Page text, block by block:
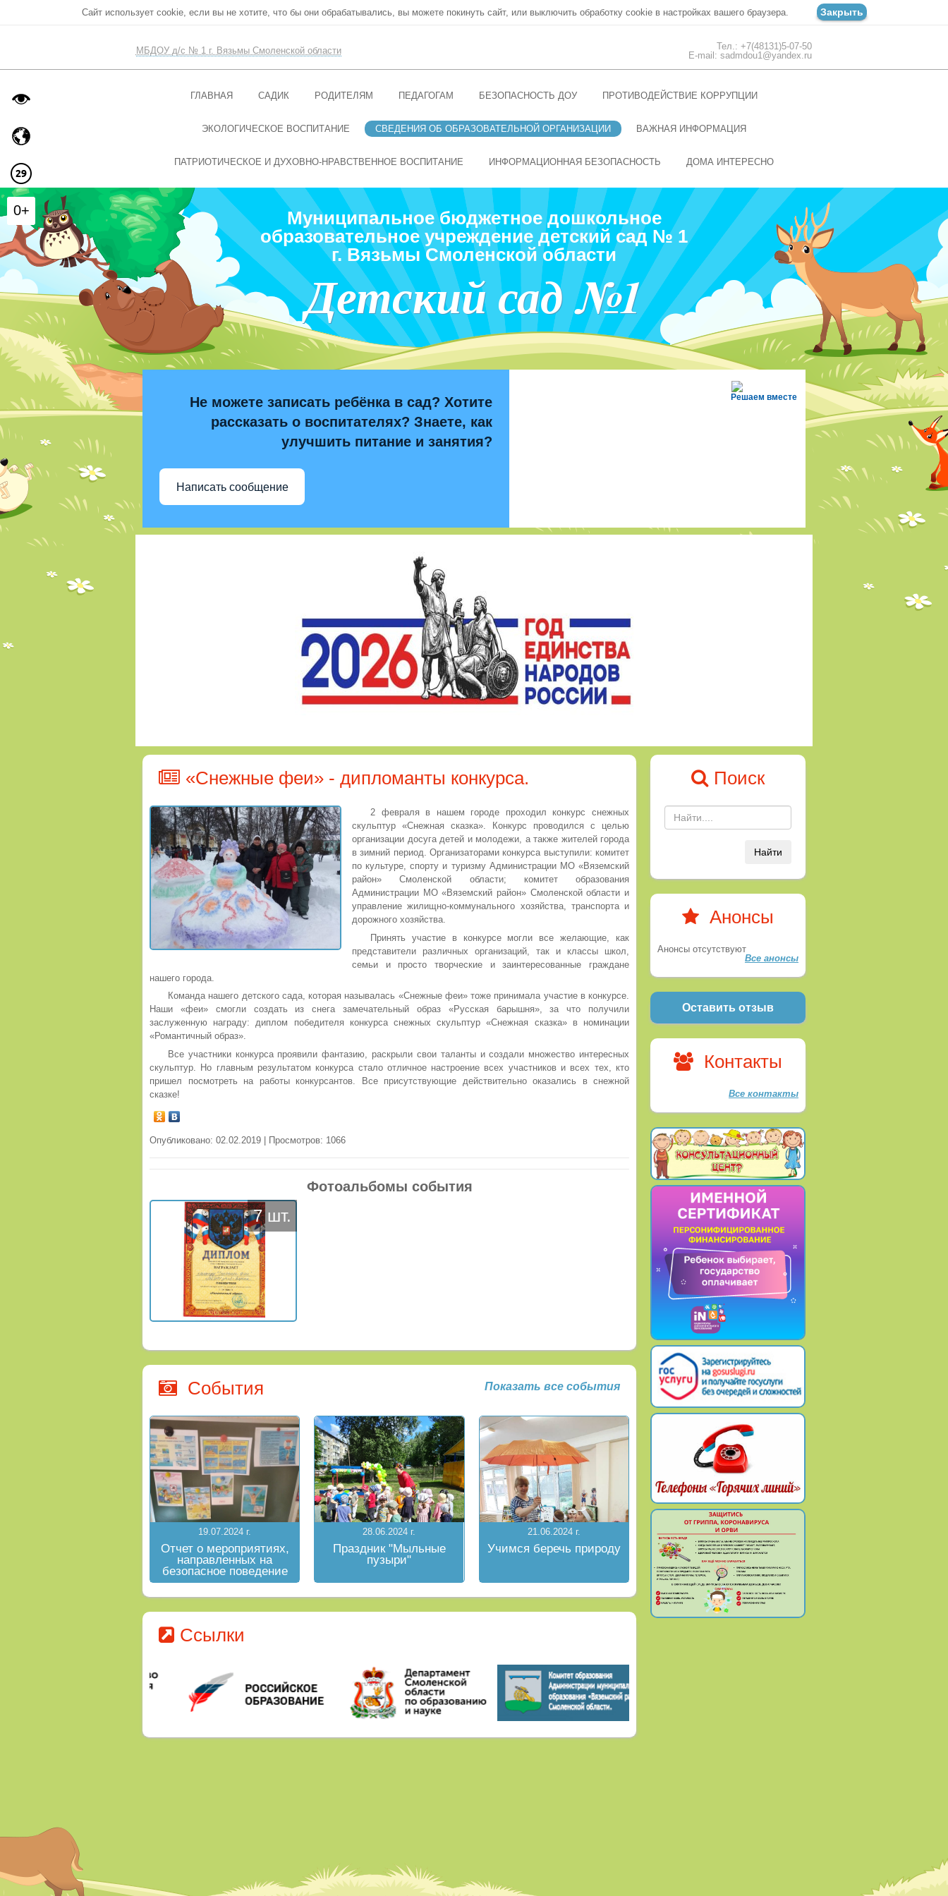
Сайт использует cookie, если вы не хотите, что бы они обрабатывались, вы можете покинуть сайт, или выключить обработку cookie в настройках вашего браузера. Закрыть
МБДОУ д/с № 1 г. Вязьмы Смоленской области
Тел.: +7(48131)5-07-50
E-mail: sadmdou1@yandex.ru
ГЛАВНАЯ САДИК РОДИТЕЛЯМ ПЕДАГОГАМ БЕЗОПАСНОСТЬ ДОУ ПРОТИВОДЕЙСТВИЕ КОРРУПЦИИ
ЭКОЛОГИЧЕСКОЕ ВОСПИТАНИЕ СВЕДЕНИЯ ОБ ОБРАЗОВАТЕЛЬНОЙ ОРГАНИЗАЦИИ ВАЖНАЯ ИНФОРМАЦИЯ
ПАТРИОТИЧЕСКОЕ И ДУХОВНО-НРАВСТВЕННОЕ ВОСПИТАНИЕ ИНФОРМАЦИОННАЯ БЕЗОПАСНОСТЬ ДОМА ИНТЕРЕСНО
Муниципальное бюджетное дошкольное
образовательное учреждение детский сад № 1
г. Вязьмы Смоленской области
Детский сад №1
Решаем вместе
Не можете записать ребёнка в сад? Хотите
рассказать о воспитателях? Знаете, как
улучшить питание и занятия?
Написать сообщение
«Снежные феи» - дипломанты конкурса.
2 февраля в нашем городе проходил конкурс снежных
скульптур «Снежная сказка». Конкурс проводился с целью
организации досуга детей и молодежи, а также жителей города
в зимний период. Организаторами конкурса выступили: комитет
по культуре, спорту и туризму Администрации МО «Вяземский
район» Смоленской области; комитет образования
Администрации МО «Вяземский район» Смоленской области и
управление жилищно-коммунального хозяйства, транспорта и
дорожного хозяйства.
Принять участие в конкурсе могли все желающие, как
представители различных организаций, так и классы школ,
семьи и просто творческие и заинтересованные граждане
нашего города.
Команда нашего детского сада, которая называлась «Снежные феи» тоже принимала участие в конкурсе.
Наши «феи» смогли создать из снега замечательный образ «Русская барышня», за что получили
заслуженную награду: диплом победителя конкурса снежных скульптур «Снежная сказка» в номинации
«Романтичный образ».
Все участники конкурса проявили фантазию, раскрыли свои таланты и создали множество интересных
скульптур. Но главным результатом конкурса стало отличное настроение всех участников и всех тех, кто
пришел посмотреть на работы конкурсантов. Все присутствующие действительно оказались в снежной
сказке!
Опубликовано: 02.02.2019 | Просмотров: 1066
Фотоальбомы события
7 шт.
События Показать все события
19.07.2024 г.
Отчет о мероприятиях,
направленных на
безопасное поведение
на водных объектах в
летний период
28.06.2024 г.
Праздник "Мыльные
пузыри"
21.06.2024 г.
Учимся беречь природу
Ссылки
Поиск
Найти
Анонсы
Анонсы отсутствуют
Все анонсы
Оставить отзыв
Контакты
Все контакты
0+